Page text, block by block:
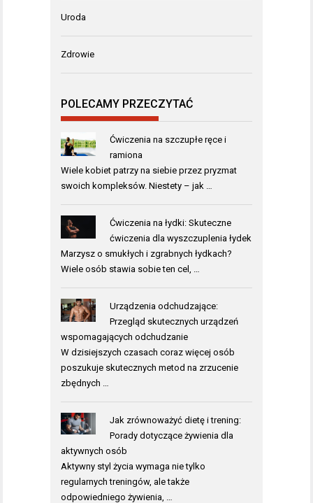
Uroda
Zdrowie
POLECAMY PRZECZYTAĆ
Ćwiczenia na szczupłe ręce i
ramiona
Wiele kobiet patrzy na siebie przez pryzmat
swoich kompleksów. Niestety – jak …
Ćwiczenia na łydki: Skuteczne
ćwiczenia dla wyszczuplenia łydek
Marzysz o smukłych i zgrabnych łydkach?
Wiele osób stawia sobie ten cel, …
Urządzenia odchudzające:
Przegląd skutecznych urządzeń
wspomagających odchudzanie
W dzisiejszych czasach coraz więcej osób
poszukuje skutecznych metod na zrzucenie
zbędnych …
Jak zrównoważyć dietę i trening:
Porady dotyczące żywienia dla
aktywnych osób
Aktywny styl życia wymaga nie tylko
regularnych treningów, ale także
odpowiedniego żywienia, …